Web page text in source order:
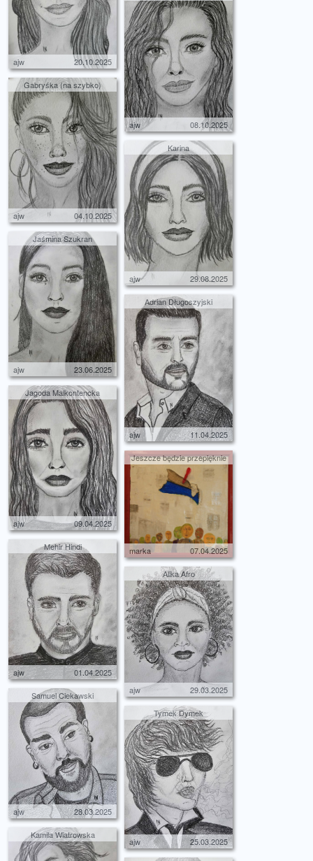
ajw 20.10.2025
ajw 08.10.2025
Gabryśka (na szybko)
ajw 04.10.2025
Karina
ajw 29.08.2025
Jaśmina Szukran
ajw 23.06.2025
Adrian Długoszyjski
ajw 11.04.2025
Jagoda Malkontencka
ajw 09.04.2025
Jeszcze będzie przepięknie
marka 07.04.2025
Mehir Hindi
ajw 01.04.2025
Alika Afro
ajw 29.03.2025
Samuel Ciekawski
ajw 28.03.2025
Tymek Dymek
ajw 25.03.2025
Kamila Wiatrowska